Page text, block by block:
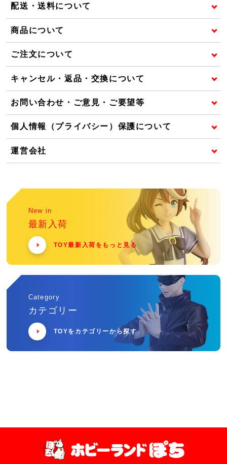
配送・送料について
商品について
ご注文について
キャンセル・返品・交換について
お問い合わせ・ご意見・ご要望等
個人情報（プライバシー）保護について
運営会社
New in
最新入荷
TOY最新入荷をもっと見る
Category
カテゴリー
TOYをカテゴリーから探す